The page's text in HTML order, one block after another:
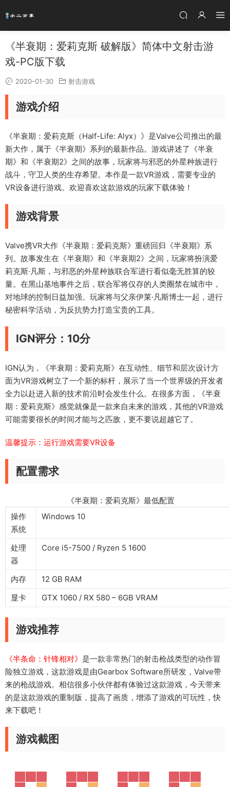
《半衰期：爱莉克斯 破解版》简体中文射击游
戏-PC版下载
2020-01-30 射击游戏
游戏介绍
《半衰期：爱莉克斯（Half-Life: Alyx）》是Valve公司推出的最
新大作，属于《半衰期》系列的最新作品。游戏讲述了《半衰
期》和《半衰期2》之间的故事，玩家将与邪恶的外星种族进行
战斗，守卫人类的生存希望。本作是一款VR游戏，需要专业的
VR设备进行游戏。欢迎喜欢这款游戏的玩家下载体验！
游戏背景
Valve携VR大作《半衰期：爱莉克斯》重磅回归《半衰期》系
列。故事发生在《半衰期》和《半衰期2》之间，玩家将扮演爱
莉克斯·凡斯，与邪恶的外星种族联合军进行看似毫无胜算的较
量。在黑山基地事件之后，联合军将仅存的人类圈禁在城市中，
对地球的控制日益加强。玩家将与父亲伊莱·凡斯博士一起，进行
秘密科学活动，为反抗势力打造宝贵的工具。
IGN评分：10分
IGN认为，《半衰期：爱莉克斯》在互动性、细节和层次设计方
面为VR游戏树立了一个新的标杆，展示了当一个世界级的开发者
全力以赴进入新的技术前沿时会发生什么。在很多方面，《半衰
期：爱莉克斯》感觉就像是一款来自未来的游戏，其他的VR游戏
可能需要很长的时间才能与之匹敌，更不要说超越它了。
温馨提示：运行游戏需要VR设备
配置需求
《半衰期：爱莉克斯》最低配置
操作
系统
Windows 10
处理
器
Core i5-7500 / Ryzen 5 1600
内存
12 GB RAM
显卡
GTX 1060 / RX 580 – 6GB VRAM
游戏推荐
《半条命：针锋相对》 是一款非常热门的射击枪战类型的动作冒
险独立游戏，这款游戏是由Gearbox Software所研发，Valve带
来的枪战游戏。相信很多小伙伴都有体验过这款游戏，今天带来
的是这款游戏的重制版，提高了画质，增添了游戏的可玩性，快
来下载吧！
游戏截图